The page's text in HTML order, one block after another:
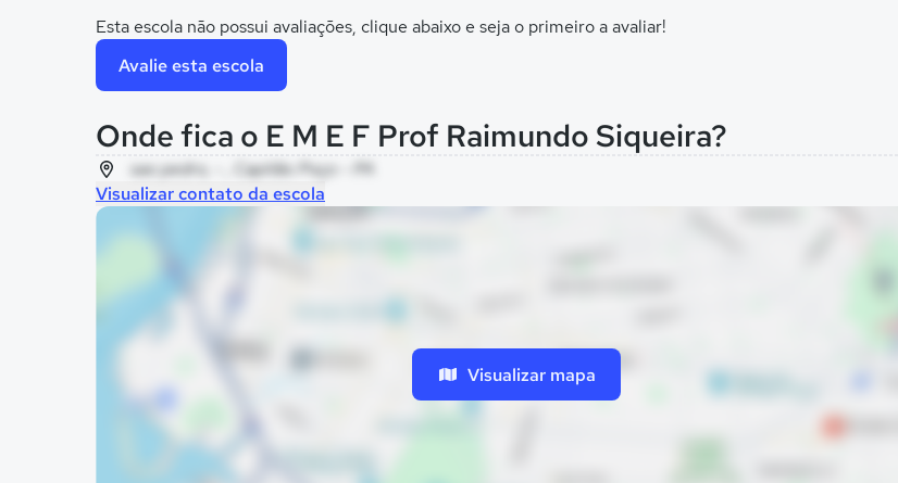
Esta escola não possui avaliações, clique abaixo e seja o primeiro a avaliar!
Avalie esta escola
Onde fica o E M E F Prof Raimundo Siqueira?
sao pedro, - , Capitão Poço - PA
Visualizar contato da escola
Visualizar mapa